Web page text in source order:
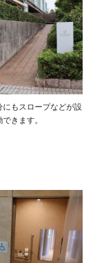
もスロープなどが設
きます。